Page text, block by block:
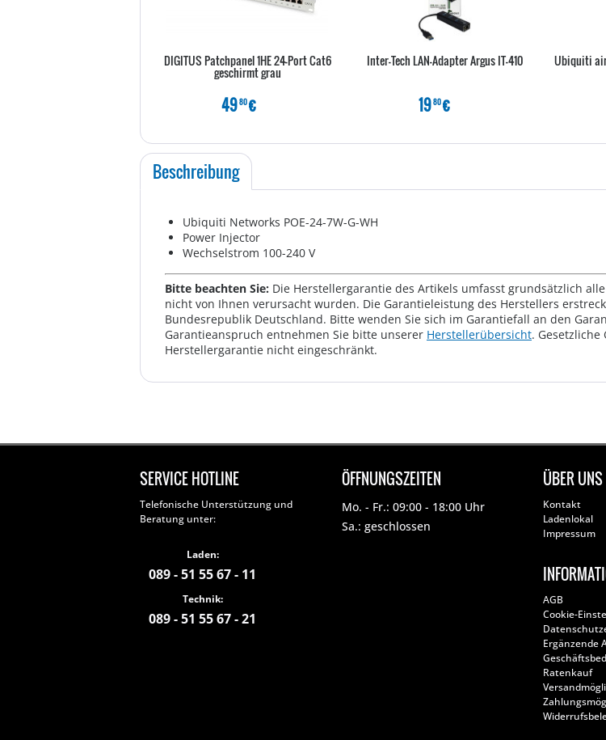
DIGITUS Patchpanel 1HE 24-Port Cat6
geschirmt grau
4980€
Inter-Tech LAN-Adapter Argus IT-410
1980€
Ubiquiti
Beschreibung
Ubiquiti Networks POE-24-7W-G-WH
Power Injector
Wechselstrom 100-240 V
Bitte beachten Sie: Die Herstellergarantie des Artikels umfasst grundsätzlich
nicht von Ihnen verursacht wurden. Die Garantieleistung des Herstellers
Bundesrepublik Deutschland. Bitte wenden Sie sich im Garantiefall an den
Garantieanspruch entnehmen Sie bitte unserer Herstellerübersicht.
Herstellergarantie nicht eingeschränkt.
SERVICE HOTLINE
Telefonische Unterstützung und
Beratung unter:
Laden:
089 - 51 55 67 - 11
Technik:
089 - 51 55 67 - 21
ÖFFNUNGSZEITEN
Mo. - Fr.: 09:00 - 18:00 Uhr
Sa.: geschlossen
ÜBER UNS
Kontakt
Ladenlokal
Impressum
AGB
Cookie-
Ergänzende
Ratenkauf